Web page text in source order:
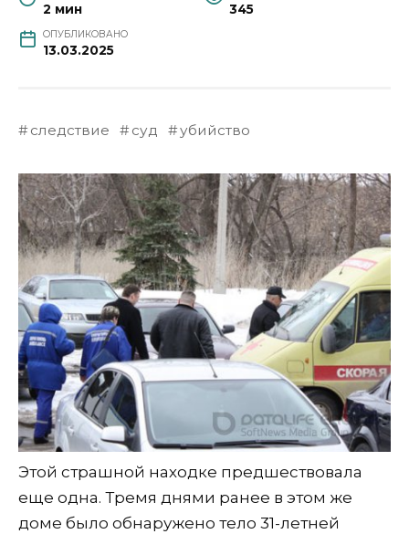
2 мин 345
ОПУБЛИКОВАНО
13.03.2025
следствие суд убийство
Этой страшной находке предшествовала
еще одна. Тремя днями ранее в этом же
доме было обнаружено тело 31-летней